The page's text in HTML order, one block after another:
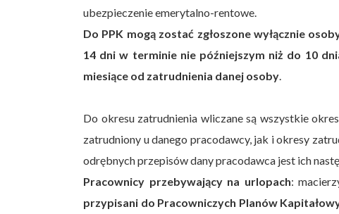
ubezpieczenie emerytalno-rentowe.
Do PPK mogą zostać zgłoszone wyłącznie
14 dni w terminie nie późniejszym niż do 10
miesiące od zatrudnienia danej osoby.
Do okresu zatrudnienia wliczane są wszystkie
zatrudniony u danego pracodawcy, jak i okresy
odrębnych przepisów dany pracodawca jest ich
Pracownicy przebywający na urlopach:
przypisani do Pracowniczych Planów